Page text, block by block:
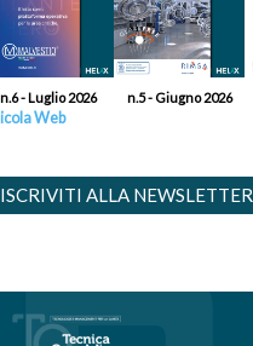
n.6 - Luglio 2026 n.5 - Giugno 2026
Web
ISCRIVITI ALLA NEWSLETTER